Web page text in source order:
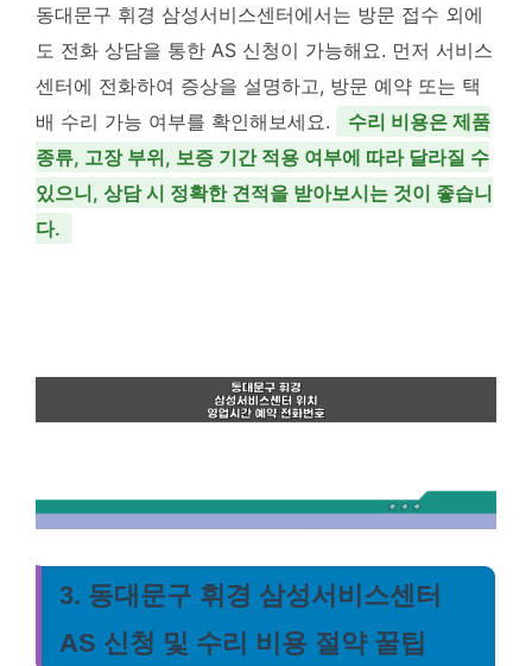
동대문구 휘경 삼성서비스센터에서는 방문 접수 외에
도 전화 상담을 통한 AS 신청이 가능해요. 먼저 서비스
센터에 전화하여 증상을 설명하고, 방문 예약 또는 택
배 수리 가능 여부를 확인해보세요.
수리 비용은 제품
종류, 고장 부위, 보증 기간 적용 여부에 따라 달라질 수
있으니, 상담 시 정확한 견적을 받아보시는 것이 좋습니
다.
3. 동대문구 휘경 삼성서비스센터
AS 신청 및 수리 비용 절약 꿀팁